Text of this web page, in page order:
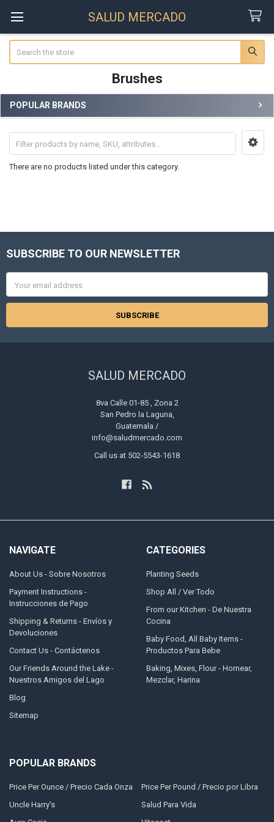
SALUD MERCADO
Brushes
Sidebar
POPULAR BRANDS
There are no products listed under this category.
Footer
SUBSCRIBE TO OUR NEWSLETTER
Address
SALUD MERCADO
8va Calle 01-85 , Zona 2
San Pedro la Laguna,
Guatemala /
info@saludmercado.com
Call us at 502-5543-1618
NAVIGATE
About Us - Sobre Nosotros
Payment Instructions -
Instrucciones de Pago
Shipping & Returns - Envíos y
Devoluciones
Contact Us - Contáctenos
Our Friends Around the Lake -
Nuestros Amigos del Lago
Blog
Sitemap
CATEGORIES
Planting Seeds
Shop All / Ver Todo
From our Kitchen - De Nuestra
Cocina
Baby Food, All Baby Items -
Productos Para Bebe
Baking, Mixes, Flour - Hornear,
Mezclar, Harina
POPULAR BRANDS
Price Per Ounce / Precio Cada Onza
Uncle Harry's
Price Per Pound / Precio por Libra
Salud Para Vida